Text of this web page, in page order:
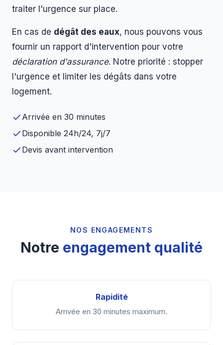
traiter l'urgence sur place.
En cas de dégât des eaux, nous pouvons vous
fournir un rapport d'intervention pour votre
déclaration d'assurance. Notre priorité : stopper
l'urgence et limiter les dégâts dans votre
logement.
Arrivée en 30 minutes
Disponible 24h/24, 7j/7
Devis avant intervention
NOS ENGAGEMENTS
Notre engagement qualité
Rapidité
Arrivée en 30 minutes maximum.